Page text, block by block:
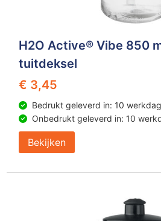
H2O Active® Vibe 850
tuitdeksel
€ 3,45
Bedrukt geleverd in: 10
Onbedrukt geleverd in: 10
Bekijken